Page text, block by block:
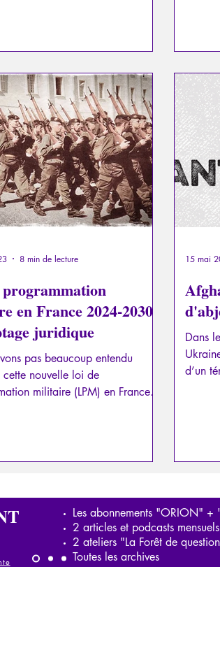
en France 2024-2030:
juridique
pas beaucoup entendu
nouvelle loi de
militaire (LPM) en France...
8 min de lecture
Dans
d’un
15 mai
Les abonnements "ORION" +
2 articles et podcasts
2 ateliers "La Forêt de
Toutes les archives